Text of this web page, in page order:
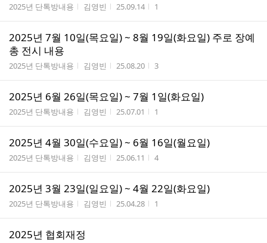
게시판명
2025년 단톡방내용 작성자
김영빈 작성시간
25.09.14 조회수
1
2025년 7월 10일(목요일) ~ 8월 19일(화요일) 주로 장예
총 전시 내용
게시판명
2025년 단톡방내용 작성자
김영빈 작성시간
25.08.20 조회수
3
2025년 6월 26일(목요일) ~ 7월 1일(화요일)
게시판명
2025년 단톡방내용 작성자
김영빈 작성시간
25.07.01 조회수
1
2025년 4월 30일(수요일) ~ 6월 16일(월요일)
게시판명
2025년 단톡방내용 작성자
김영빈 작성시간
25.06.11 조회수
4
2025년 3월 23일(일요일) ~ 4월 22일(화요일)
게시판명
2025년 단톡방내용 작성자
김영빈 작성시간
25.04.28 조회수
1
2025년 협회재정